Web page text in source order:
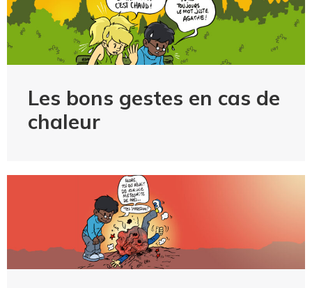
Les bons gestes en cas de
chaleur